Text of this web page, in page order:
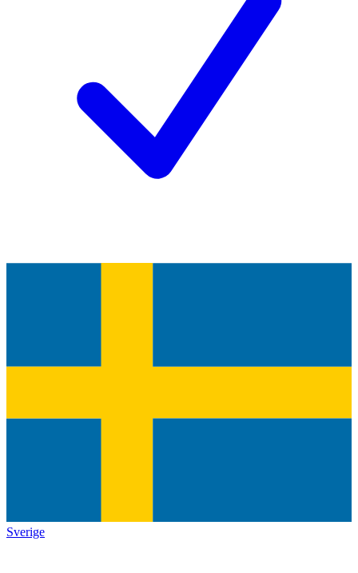
Sverige